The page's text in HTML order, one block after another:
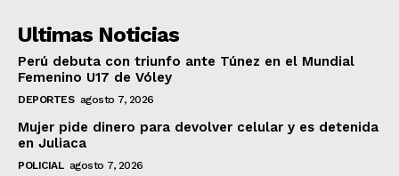
Ultimas Noticias
Perú debuta con triunfo ante Túnez en el Mundial
Femenino U17 de Vóley
DEPORTES agosto 7, 2026
Mujer pide dinero para devolver celular y es detenida
en Juliaca
POLICIAL agosto 7, 2026